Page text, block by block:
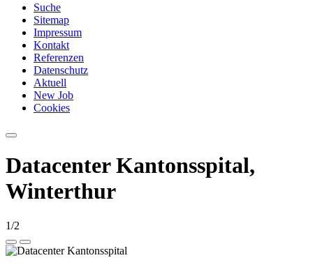
Suche
Sitemap
Impressum
Kontakt
Referenzen
Datenschutz
Aktuell
New Job
Cookies
Datacenter Kantonsspital,
Winterthur
1/2